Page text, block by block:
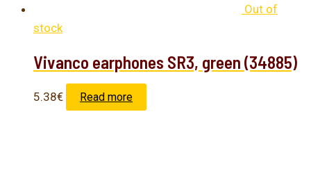
Out of
stock
Vivanco earphones SR3, green (34885)
5.38€ Read more